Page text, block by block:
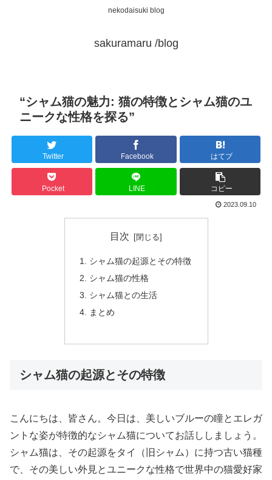
nekodaisuki blog
sakuramaru /blog
“シャム猫の魅力: 猫の特徴とシャム猫のユ
ニークな性格を探る”
Twitter Facebook はてブ
Pocket LINE コピー
2023.09.10
目次
シャム猫の起源とその特徴
シャム猫の性格
シャム猫との生活
まとめ
シャム猫の起源とその特徴
こんにちは、皆さん。今日は、美しいブルーの瞳とエレガ
ントな姿が特徴的なシャム猫についてお話ししましょう。
シャム猫は、その起源をタイ（旧シャム）に持つ古い猫種
で、その美しい外見とユニークな性格で世界中の猫愛好家